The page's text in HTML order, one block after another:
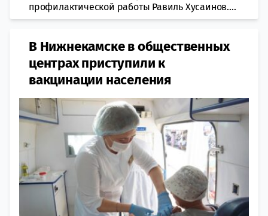
профилактической работы Равиль Хусаинов....
В Нижнекамске в общественных
центрах приступили к
вакцинации населения